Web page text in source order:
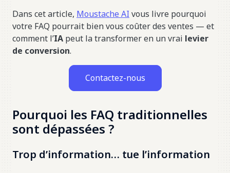
Dans cet article, Moustache AI vous livre pourquoi
votre FAQ pourrait bien vous coûter des ventes — et
comment l’IA peut la transformer en un vrai levier
de conversion.
Contactez-nous
Pourquoi les FAQ traditionnelles
sont dépassées ?
Trop d’information… tue l’information